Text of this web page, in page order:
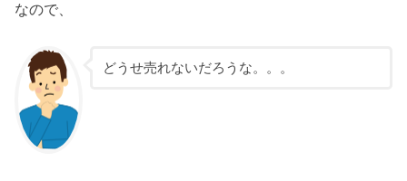
なので、
どうせ売れないだろうな。。。